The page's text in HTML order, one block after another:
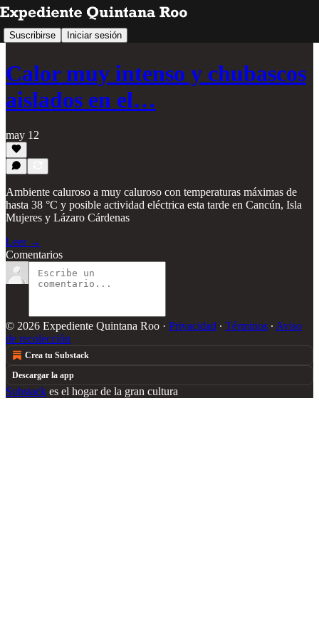
Suscribirse Iniciar sesión
Calor muy intenso y chubascos
aislados en el…
may 12
Ambiente caluroso a muy caluroso con temperaturas máximas de
hasta 38 °C y posible actividad eléctrica esta tarde en Cancún, Isla
Mujeres y Lázaro Cárdenas
Leer →
Comentarios
© 2026 Expediente Quintana Roo · Privacidad ∙ Términos ∙ Aviso
de recolección
Crea tu Substack
Descargar la app
Substack es el hogar de la gran cultura